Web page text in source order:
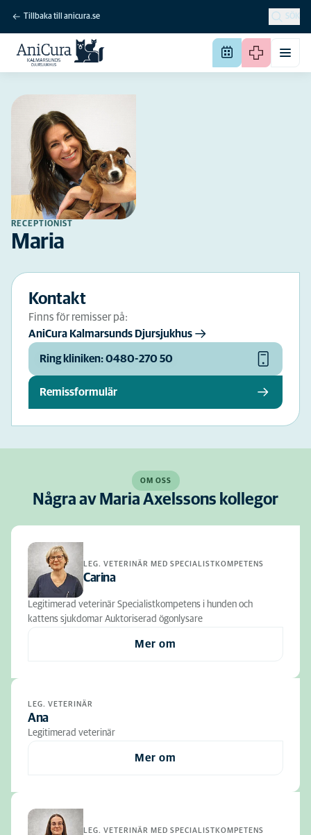
Tillbaka till anicura.se SÖK
RECEPTIONIST
Maria
Kontakt
Finns för remisser på:
AniCura Kalmarsunds Djursjukhus
Ring kliniken: 0480-270 50
Remissformulär
OM OSS
Några av Maria Axelssons kollegor
LEG. VETERINÄR MED SPECIALISTKOMPETENS
Carina
Legitimerad veterinär Specialistkompetens i hunden och
kattens sjukdomar Auktoriserad ögonlysare
Mer om
LEG. VETERINÄR
Ana
Legitimerad veterinär
Mer om
LEG. VETERINÄR MED SPECIALISTKOMPETENS